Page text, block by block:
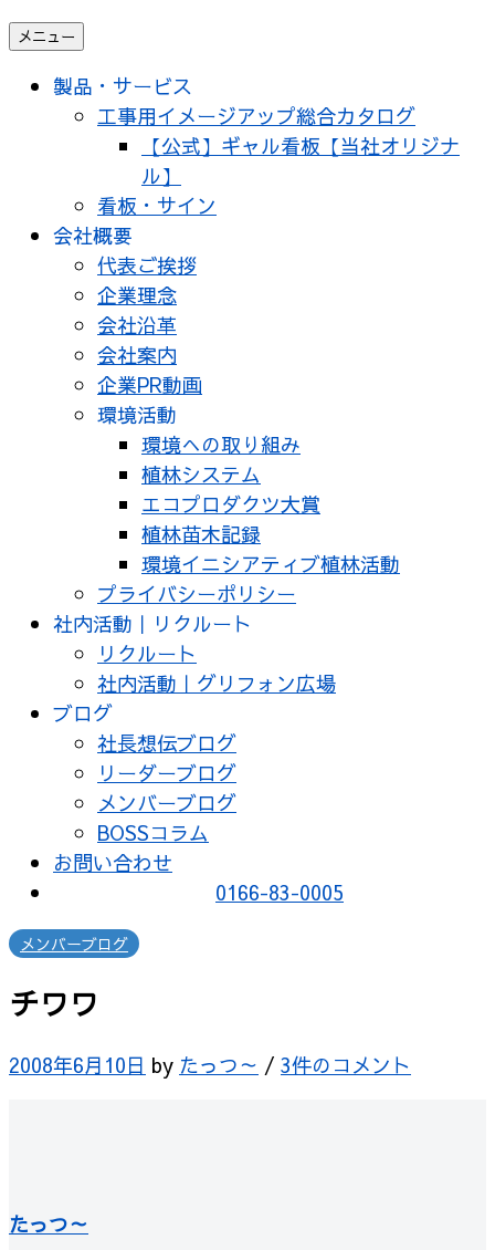
メニュー
製品・サービス
工事用イメージアップ総合カタログ
【公式】ギャル看板【当社オリジナ
ル】
看板・サイン
会社概要
代表ご挨拶
企業理念
会社沿革
会社案内
企業PR動画
環境活動
環境への取り組み
植林システム
エコプロダクツ大賞
植林苗木記録
環境イニシアティブ植林活動
プライバシーポリシー
社内活動｜リクルート
リクルート
社内活動｜グリフォン広場
ブログ
社長想伝ブログ
リーダーブログ
メンバーブログ
BOSSコラム
お問い合わせ
0166-83-0005
メンバーブログ
チワワ
2008年6月10日 by たっつ～ / 3件のコメント
たっつ～